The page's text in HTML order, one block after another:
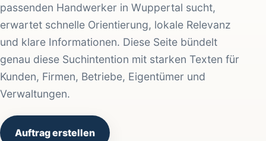
passenden Handwerker in Wuppertal sucht,
erwartet schnelle Orientierung, lokale Relevanz
und klare Informationen. Diese Seite bündelt
genau diese Suchintention mit starken Texten für
Kunden, Firmen, Betriebe, Eigentümer und
Verwaltungen.
Auftrag erstellen